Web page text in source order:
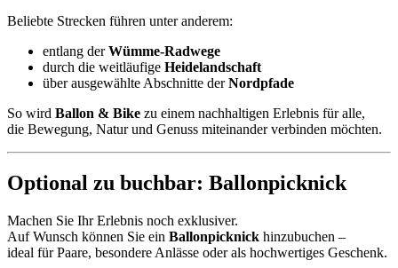
Beliebte Strecken führen unter anderem:
entlang derWümme-Radwege
durch die weitläufige Heidelandschaft
über ausgewählte Abschnitte derNordpfade
So wird Ballon & Bike zu einem nachhaltigen Erlebnis für alle,
die Bewegung, Natur und Genuss miteinander verbinden möchten.
Optional zu buchbar: Ballonpicknick
Machen Sie Ihr Erlebnis noch exklusiver.
Auf Wunsch können Sie ein Ballonpicknick hinzubuchen –
ideal für Paare, besondere Anlässe oder als hochwertiges Geschenk.